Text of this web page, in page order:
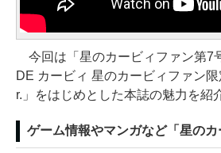
今回は「星のカービィファン第7
DE カービィ 星のカービィファン
r.」をはじめとした本誌の魅力を紹
ゲーム情報やマンガなど「星の